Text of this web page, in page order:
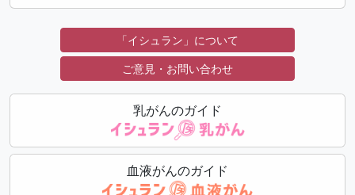
「イシュラン」について
ご意見・お問い合わせ
乳がんのガイド
血液がんのガイド